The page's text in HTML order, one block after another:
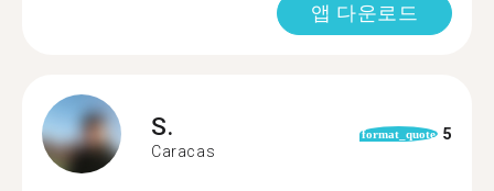
앱 다운로드
S.
Caracas
format_quote 5